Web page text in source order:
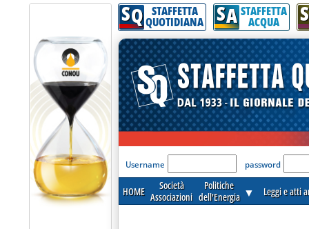
SQ STAFFETTA
QUOTIDIANA SA STAFFETTA
ACQUA S
'Modulo Login per
Username password
HOME
Società
Associazioni
Politiche
dell'Energia ▼ Leggi e atti